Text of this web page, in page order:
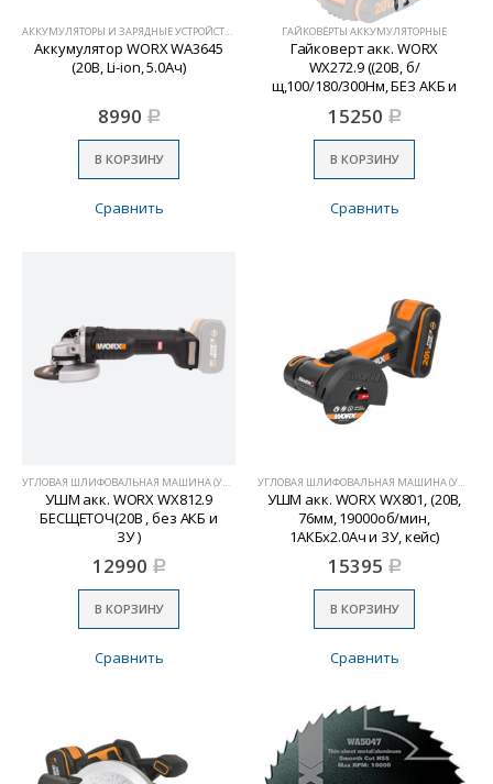
АККУМУЛЯТОРЫ И ЗАРЯДНЫЕ УСТРОЙСТВА
Аккумулятор WORX WA3645
(20В, Li-ion, 5.0Ач)
8990 Р
В КОРЗИНУ
Сравнить
ГАЙКОВЁРТЫ АККУМУЛЯТОРНЫЕ
Гайковерт акк. WORX
WX272.9 ((20В, б/
щ,100/180/300Нм, БЕЗ АКБ и
15250 Р
В КОРЗИНУ
Сравнить
УШМ акк. WORX WX812.9
БЕСЩЕТОЧ(20В , без АКБ и
ЗУ )
12990 Р
В КОРЗИНУ
Сравнить
УШМ акк. WORX WX801, (20В,
76мм, 19000об/мин,
1АКБх2.0Ач и ЗУ, кейс)
15395 Р
В КОРЗИНУ
Сравнить